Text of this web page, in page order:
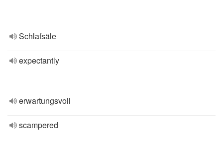
Schlafsäle
expectantly
erwartungsvoll
scampered